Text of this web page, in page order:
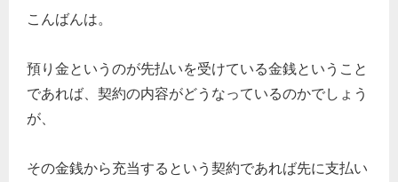
こんばんは。
預り金というのが先払いを受けている金銭ということ
であれば、契約の内容がどうなっているのかでしょう
が、
その金銭から充当するという契約であれば先に支払い